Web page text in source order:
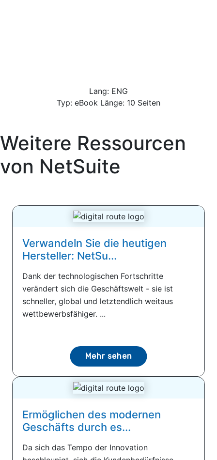
Lang: ENG
Typ: eBook Länge: 10 Seiten
Weitere Ressourcen
von NetSuite
Verwandeln Sie die heutigen
Hersteller: NetSu...
Dank der technologischen Fortschritte
verändert sich die Geschäftswelt - sie ist
schneller, global und letztendlich weitaus
wettbewerbsfähiger. ...
Mehr sehen
Ermöglichen des modernen
Geschäfts durch es...
Da sich das Tempo der Innovation